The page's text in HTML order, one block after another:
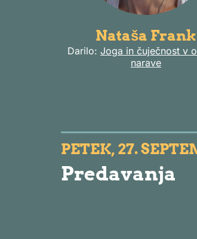
Nataša Frank
Darilo: Joga in čuječnost v
narave
PETEK, 27.
Predavanja